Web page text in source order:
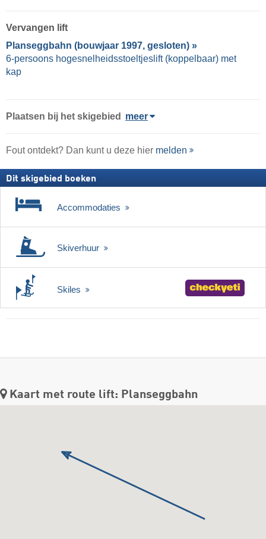
Vervangen lift
Planseggbahn (bouwjaar 1997, gesloten) »
6-persoons hogesnelheidsstoeltjeslift (koppelbaar) met
kap
Plaatsen bij het skigebied meer
Fout ontdekt? Dan kunt u deze hier melden
Dit skigebied boeken
Accommodaties
Skiverhuur
Skiles
Kaart met route lift: Planseggbahn